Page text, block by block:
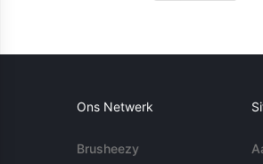
Ons Netwerk
Brusheezy